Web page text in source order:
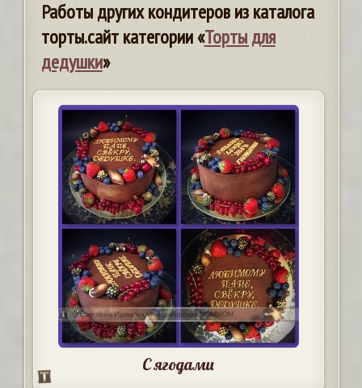
Работы других кондитеров из каталога
торты.сайт категории «Торты для
дедушки»
С ягодами